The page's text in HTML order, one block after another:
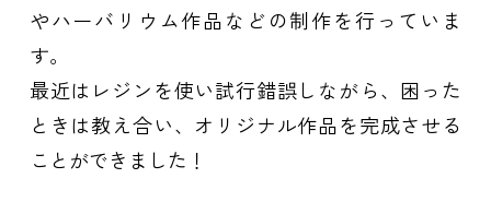
やハーバリウム作品などの制作を行っていま
す。
最近はレジンを使い試行錯誤しながら、困った
ときは教え合い、オリジナル作品を完成させる
ことができました！